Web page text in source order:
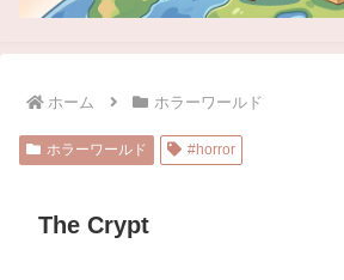
ホーム ホラーワールド
ホラーワールド #horror
The Crypt